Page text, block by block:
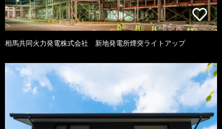
相馬共同火力発電株式会社 新地発電所煙突ライトアップ